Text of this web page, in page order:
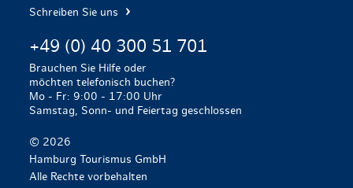
Schreiben Sie uns
+49 (0) 40 300 51 701
Brauchen Sie Hilfe oder
möchten telefonisch buchen?
Mo - Fr: 9:00 - 17:00 Uhr
Samstag, Sonn- und Feiertag geschlossen
© 2026
Hamburg Tourismus GmbH
Alle Rechte vorbehalten